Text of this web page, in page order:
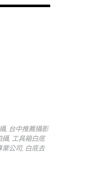
, 台中推薦攝影
攝, 工具箱白底
業公司, 白底去